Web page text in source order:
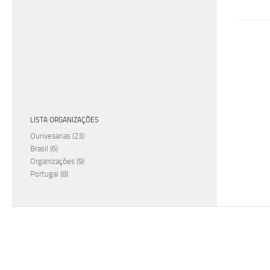
LISTA ORGANIZAÇÕES
Ourivesarias (23)
Brasil (6)
Organizações (9)
Portugal (8)